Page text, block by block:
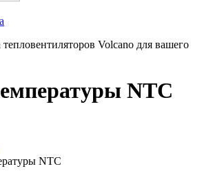
тепловентиляторов Volcano для вашего
NTC
NTC